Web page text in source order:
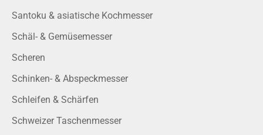
Santoku & asiatische Kochmesser
Schäl- & Gemüsemesser
Scheren
Schinken- & Abspeckmesser
Schleifen & Schärfen
Schweizer Taschenmesser